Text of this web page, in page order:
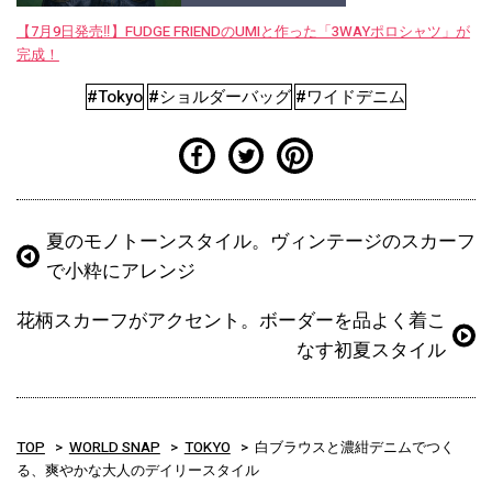
【7月9日発売‼︎】FUDGE FRIENDのUMIと作った「3WAYポロシャツ」が
完成！
#Tokyo #ショルダーバッグ #ワイドデニム
夏のモノトーンスタイル。ヴィンテージのスカーフ
で小粋にアレンジ
花柄スカーフがアクセント。ボーダーを品よく着こ
なす初夏スタイル
TOP WORLD SNAP TOKYO
白ブラウスと濃紺デニムでつく
る、爽やかな大人のデイリースタイル